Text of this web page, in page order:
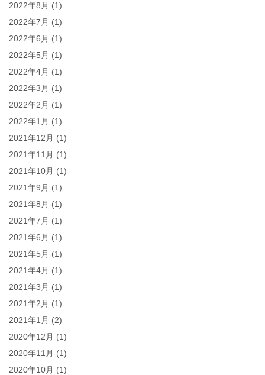
2022年8月 (1)
2022年7月 (1)
2022年6月 (1)
2022年5月 (1)
2022年4月 (1)
2022年3月 (1)
2022年2月 (1)
2022年1月 (1)
2021年12月 (1)
2021年11月 (1)
2021年10月 (1)
2021年9月 (1)
2021年8月 (1)
2021年7月 (1)
2021年6月 (1)
2021年5月 (1)
2021年4月 (1)
2021年3月 (1)
2021年2月 (1)
2021年1月 (2)
2020年12月 (1)
2020年11月 (1)
2020年10月 (1)